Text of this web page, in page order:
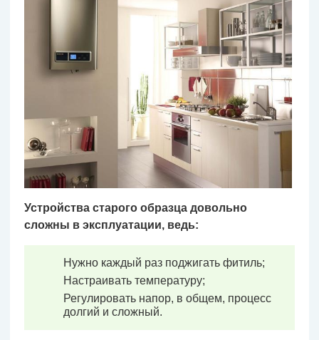
Устройства старого образца довольно
сложны в эксплуатации, ведь:
Нужно каждый раз поджигать фитиль;
Настраивать температуру;
Регулировать напор, в общем, процесс
долгий и сложный.